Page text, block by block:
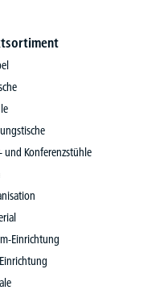
und Konferenzstühle
Einrichtung